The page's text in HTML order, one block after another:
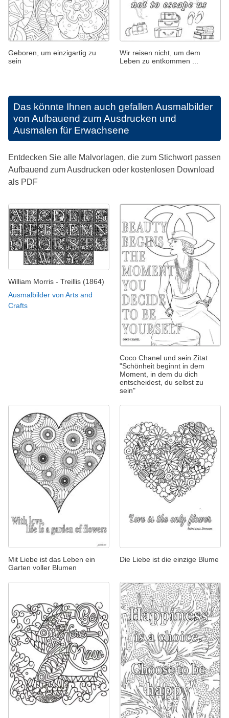
Geboren, um einzigartig zu
sein
Wir reisen nicht, um dem
Leben zu entkommen ...
Das könnte Ihnen auch gefallen Ausmalbilder
von Aufbauend zum Ausdrucken und
Ausmalen für Erwachsene
Entdecken Sie alle Malvorlagen, die zum Stichwort passen
Aufbauend zum Ausdrucken oder kostenlosen Download
als PDF
William Morris - Treillis (1864)
Ausmalbilder von Arts and
Crafts
Coco Chanel und sein Zitat
"Schönheit beginnt in dem
Moment, in dem du dich
entscheidest, du selbst zu
sein"
Mit Liebe ist das Leben ein
Garten voller Blumen
Die Liebe ist die einzige Blume